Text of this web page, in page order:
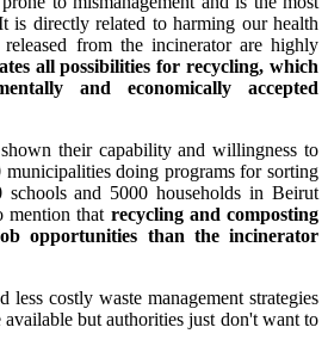
is directly related to harming our health
from the incinerator are highly
all possibilities for recycling, which
and economically accepted
their capability and willingness to
doing programs for sorting
schools and 5000 households in Beirut
mention that recycling and composting
opportunities than the incinerator
less costly waste management strategies
but authorities just don't want to